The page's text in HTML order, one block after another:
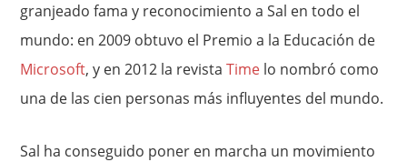
granjeado fama y reconocimiento a Sal en todo el
mundo: en 2009 obtuvo el Premio a la Educación de
Microsoft, y en 2012 la revistaTime lo nombró como
una de las cien personas más influyentes del mundo.
Sal ha conseguido poner en marcha un movimiento